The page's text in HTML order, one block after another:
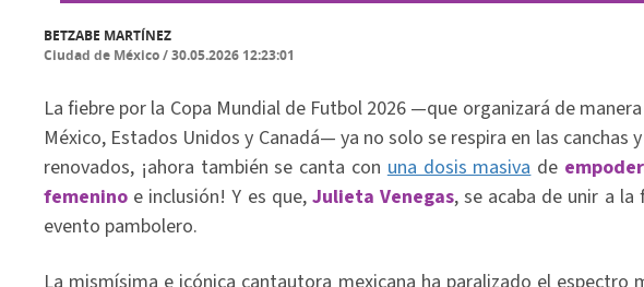
BETZABE MARTÍNEZ
Ciudad de México/30.05.2026 12:23:01
La fiebre por la Copa Mundial de Futbol 2026 —que organizará de
México, Estados Unidos y Canadá— ya no solo se respira en las canchas
renovados, ¡ahora también se canta conuna dosis masivade
femenino e inclusión! Y es que, Julieta Venegas, se acaba de unir a la
evento pambolero.